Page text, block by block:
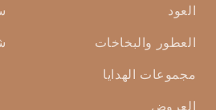
العود
العطور والبخاخات
مجموعات الهدايا
العروض